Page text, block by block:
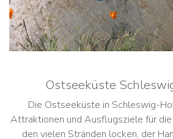
Ostseeküste
Die Ostseeküste in Schleswig-
Attraktionen und Ausflugsziele für die
den vielen Stränden locken, der